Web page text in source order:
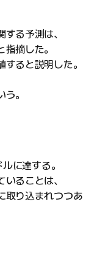
る予測は、
摘した。
ると説明した。
。
に達する。
ることは、
取り込まれつつあ